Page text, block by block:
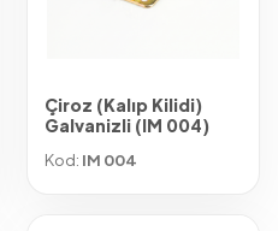
Çiroz (Kalıp Kilidi)
Galvanizli (IM 004)
Kod: IM 004